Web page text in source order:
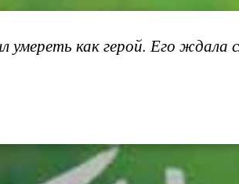
как герой. Его ждала